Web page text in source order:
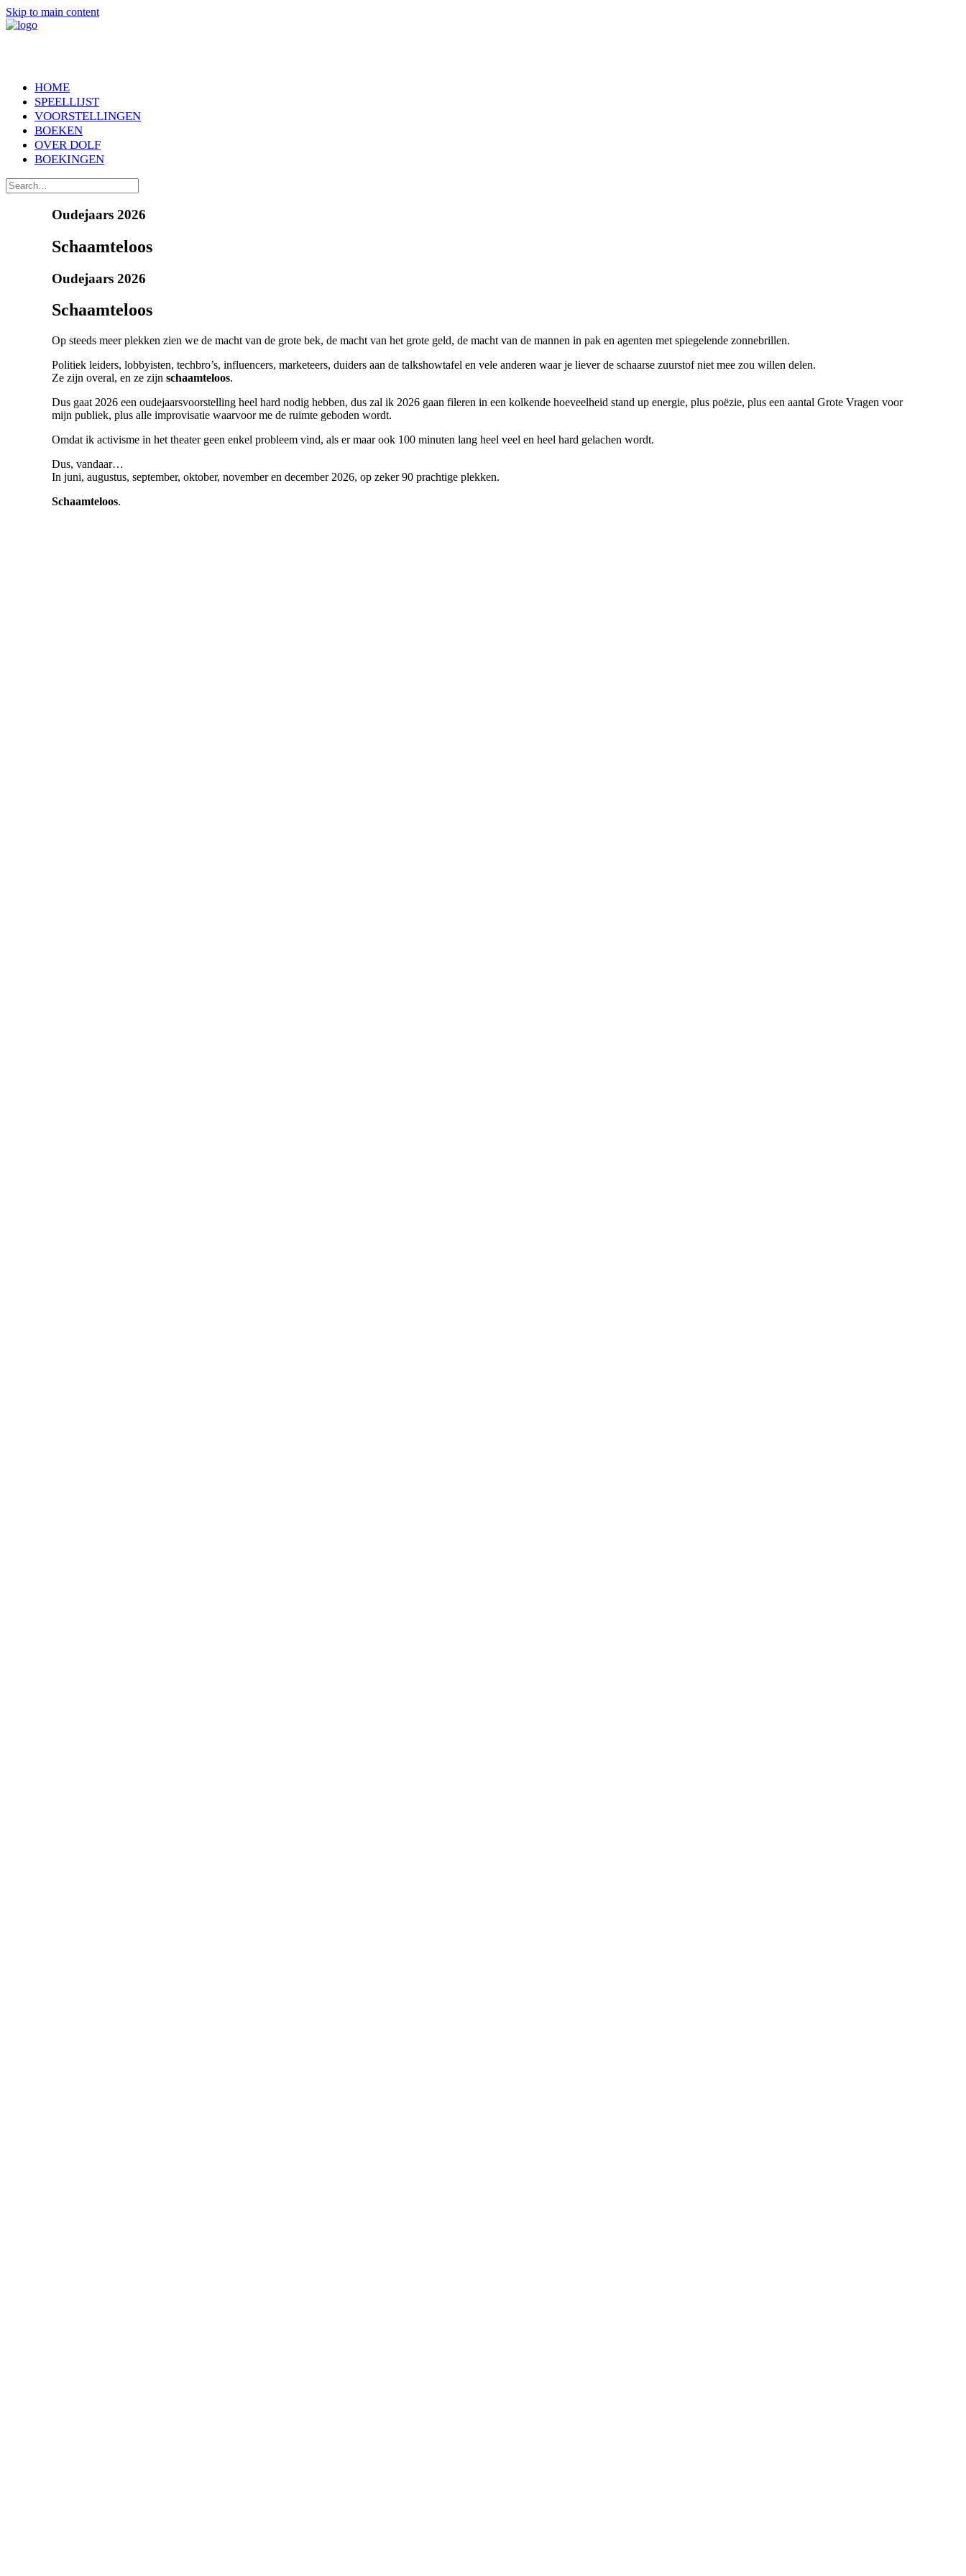
Skip to main content
HOME
SPEELLIJST
VOORSTELLINGEN
BOEKEN
OVER DOLF
BOEKINGEN
Oudejaars 2026
Schaamteloos
Oudejaars 2026
Schaamteloos
Op steeds meer plekken zien we de macht van de grote bek, de macht van het grote geld, de macht van de mannen in pak en agenten met spiegelende zonnebrillen.
Politiek leiders, lobbyisten, techbro’s, influencers, marketeers, duiders aan de talkshowtafel en vele anderen waar je liever de schaarse zuurstof niet mee zou willen delen.
Ze zijn overal, en ze zijn schaamteloos.
Dus gaat 2026 een oudejaarsvoorstelling heel hard nodig hebben, dus zal ik 2026 gaan fileren in een kolkende hoeveelheid stand up energie, plus poëzie, plus een aantal Grote Vragen voor
mijn publiek, plus alle improvisatie waarvoor me de ruimte geboden wordt.
Omdat ik activisme in het theater geen enkel probleem vind, als er maar ook 100 minuten lang heel veel en heel hard gelachen wordt.
Dus, vandaar…
In juni, augustus, september, oktober, november en december 2026, op zeker 90 prachtige plekken.
Schaamteloos.